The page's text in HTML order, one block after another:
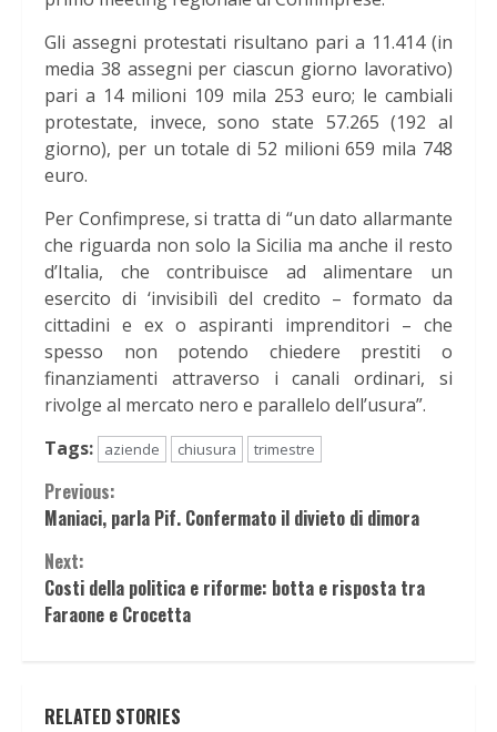
Gli assegni protestati risultano pari a 11.414 (in
media 38 assegni per ciascun giorno lavorativo)
pari a 14 milioni 109 mila 253 euro; le cambiali
protestate, invece, sono state 57.265 (192 al
giorno), per un totale di 52 milioni 659 mila 748
euro.
Per Confimprese, si tratta di “un dato allarmante
che riguarda non solo la Sicilia ma anche il resto
d’Italia, che contribuisce ad alimentare un
esercito di ‘invisibilì del credito – formato da
cittadini e ex o aspiranti imprenditori – che
spesso non potendo chiedere prestiti o
finanziamenti attraverso i canali ordinari, si
rivolge al mercato nero e parallelo dell’usura”.
Tags:
aziende chiusura trimestre
Continue
Reading
Previous:
Maniaci, parla Pif. Confermato il divieto di dimora
Next:
Costi della politica e riforme: botta e risposta tra
Faraone e Crocetta
RELATED STORIES